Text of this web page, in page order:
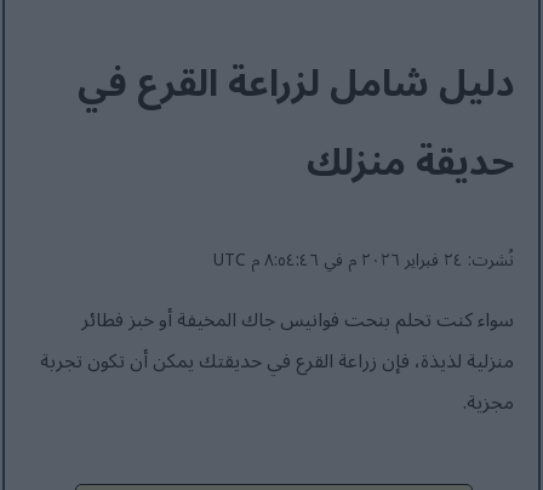
دليل شامل لزراعة القرع في
حديقة منزلك
نُشرت: ٢٤ فبراير ٢٠٢٦ م في ٨:٥٤:٤٦ م UTC
سواء كنت تحلم بنحت فوانيس جاك المخيفة أو خبز فطائر
منزلية لذيذة، فإن زراعة القرع في حديقتك يمكن أن تكون تجربة
مجزية.